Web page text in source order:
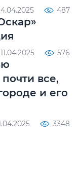
487
11.04.2025 576
все,
и его
3348